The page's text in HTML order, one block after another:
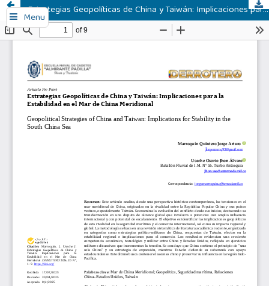
Menu Estrategias Geopolíticas de China y Taiwán: Implicaciones para la Estabilidad en el Mar de China Meridional